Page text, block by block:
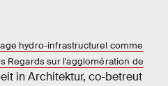
hydro-infrastructurel comme
Regards sur l'agglomération de
in Architektur, co-betreut